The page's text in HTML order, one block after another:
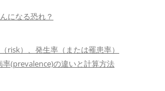
になる恐れ？
risk）、発生率（または罹患率）
率(prevalence)の違いと計算方法